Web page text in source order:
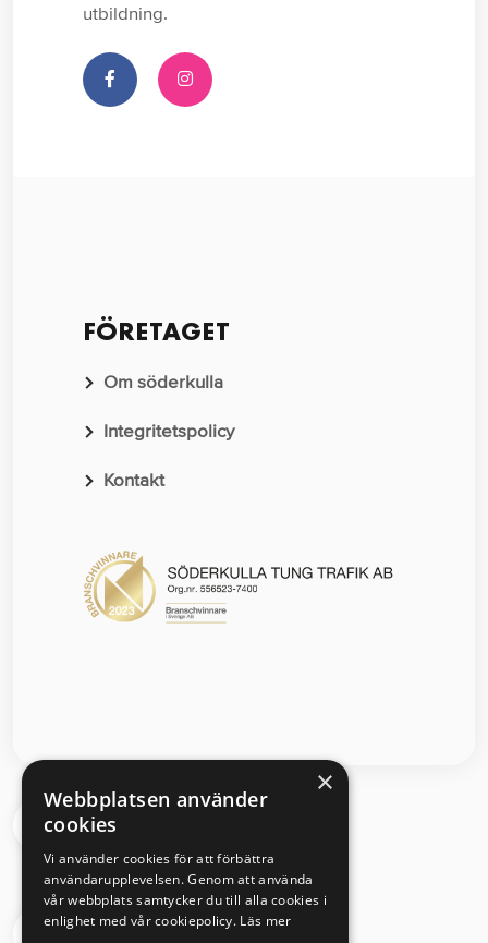
utbildning.
FÖRETAGET
Om söderkulla
Integritetspolicy
Kontakt
Segloravägen 6 504 64 Borås
033 - 430 08 00
×
Webbplatsen använder
cookies
Vi använder cookies för att förbättra
användarupplevelsen. Genom att använda
vår webbplats samtycker du till alla cookies i
enlighet med vår cookiepolicy. Läs mer